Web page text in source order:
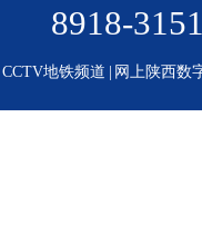
8918-
|CCTV地铁频道 网上陕西数